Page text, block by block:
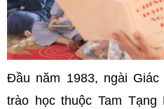
Đầu năm 1983, ngài Giác
trào học thuộc Tam